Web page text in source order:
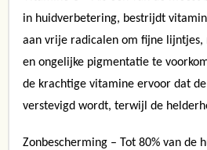
in huidverbetering, bestrijdt
aan vrije radicalen om fijne lijntjes,
en ongelijke pigmentatie te
de krachtige vitamine ervoor dat
verstevigd wordt, terwijl de
Zonbescherming – Tot 80% van de